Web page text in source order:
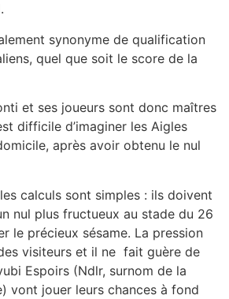
synonyme de qualification
quel que soit le score de la
et ses joueurs sont donc maîtres
difficile d’imaginer les Aigles
après avoir obtenu le nul
calculs sont simples : ils doivent
nul plus fructueux au stade du 26
le précieux sésame. La pression
visiteurs et il ne fait guère de
Espoirs (Ndlr, surnom de la
vont jouer leurs chances à fond